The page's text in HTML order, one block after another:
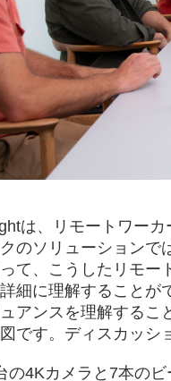
は、リモートワー
のソリューションで
て、こうしたリモー
詳細に理解することが
アンスを理解するこ
です。ディスカッシ
の4Kカメラと7本の